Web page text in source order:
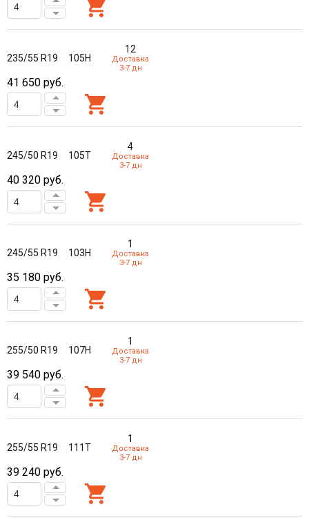
235/55 R19 105H
12
Доставка
3-7 дн
41 650 руб.
245/50 R19 105T
4
Доставка
3-7 дн
40 320 руб.
245/55 R19 103H
1
Доставка
3-7 дн
35 180 руб.
255/50 R19 107H
1
Доставка
3-7 дн
39 540 руб.
255/55 R19 111T
1
Доставка
3-7 дн
39 240 руб.